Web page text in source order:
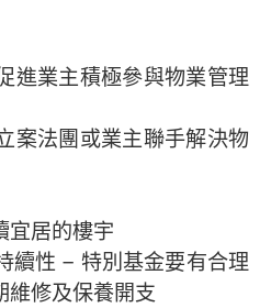
進業主積極參與物業管理
案法團或業主聯手解決物
宜居的樓宇
續性 – 特別基金要有合理
維修及保養開支